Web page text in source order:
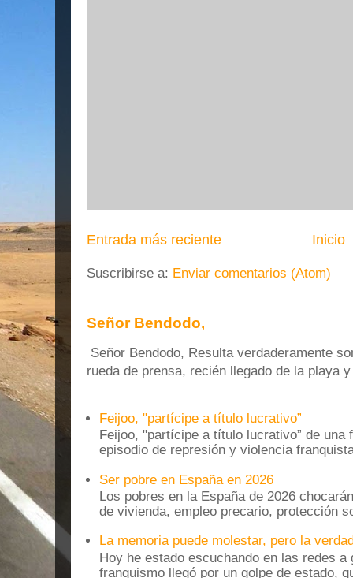
Entrada más reciente Inicio
Suscribirse a: Enviar comentarios (Atom)
Señor Bendodo,
Señor Bendodo, Resulta verdaderamente
rueda de prensa, recién llegado de la playa
Feijoo, "partícipe a título lucrativo”
Feijoo, "partícipe a título lucrativo” de una
episodio de represión y violencia
Ser pobre en España en 2026
Los pobres en la España de 2026
de vivienda, empleo precario, protección
La memoria puede molestar, pero la
Hoy he estado escuchando en las redes a
franquismo llegó por un golpe de estado,